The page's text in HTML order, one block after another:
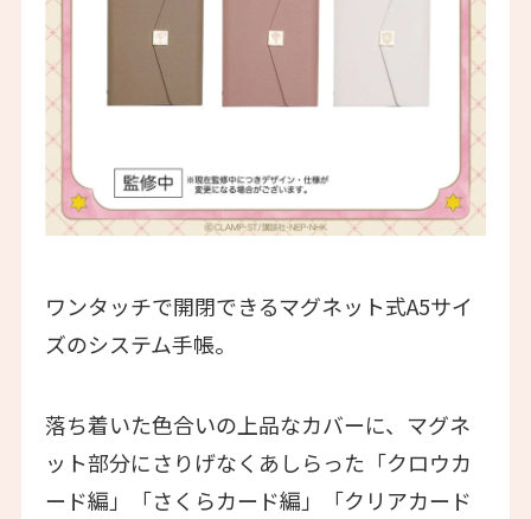
ワンタッチで開閉できるマグネット式A5サイ
ズのシステム手帳。
落ち着いた色合いの上品なカバーに、マグネ
ット部分にさりげなくあしらった「クロウカ
ード編」「さくらカード編」「クリアカード